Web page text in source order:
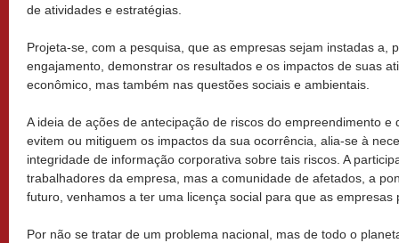
de atividades e estratégias.
Projeta-se, com a pesquisa, que as empresas sejam instadas a,
engajamento, demonstrar os resultados e os impactos de suas
econômico, mas também nas questões sociais e ambientais.
A ideia de ações de antecipação de riscos do empreendimento e
evitem ou mitiguem os impactos da sua ocorrência, alia-se à
integridade de informação corporativa sobre tais riscos. A
trabalhadores da empresa, mas a comunidade de afetados, a
futuro, venhamos a ter uma licença social para que as
Por não se tratar de um problema nacional, mas de todo o